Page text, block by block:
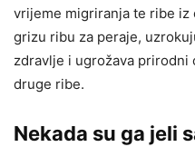
vrijeme migriranja te ribe iz
grizu ribu za peraje,
zdravlje i ugrožava prirodni
druge ribe.
Nekada su ga jeli